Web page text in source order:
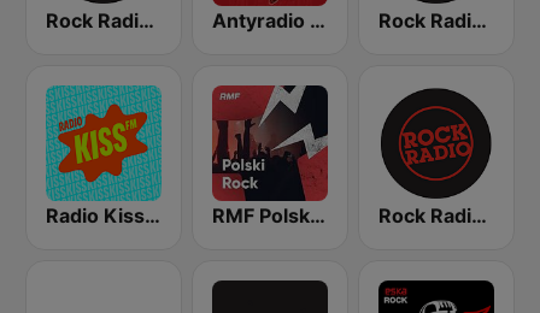
Rock Radio - Kraków Antyradio Classic Rock Rock Radio - Poznań
Radio Kiss FM RMF Polski Rock Rock Radio - Warszawa